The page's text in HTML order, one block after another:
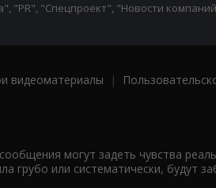
"PR", "Спецпроект", "Новости
видеоматериалы |
могут задеть чувства
грубо или систематически, будут